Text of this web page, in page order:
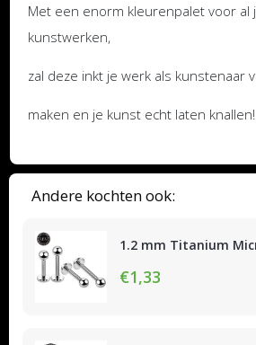
Andere kochten ook:
1.2 mm Titanium
€1,33
Met een enorm kleurenpalet voor al
kunstwerken,
zal deze inkt je werk als kunstenaar
maken en je kunst echt laten knallen!